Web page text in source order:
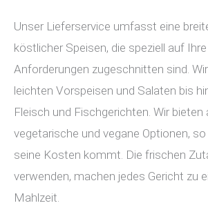
Unser Lieferservice umfasst eine
köstlicher Speisen, die speziell auf
Anforderungen zugeschnitten sind.
leichten Vorspeisen und Salaten bis
Fleisch und Fischgerichten. Wir bieten
vegetarische und vegane Optionen,
seine Kosten kommt. Die frischen
verwenden, machen jedes Gericht zu
Mahlzeit.